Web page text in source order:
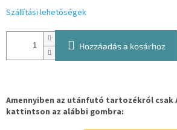
Szállítási lehetőségek
Hozzáadás a kosárhoz
Amennyiben az utánfutó tartozékról csak
kattintson az alábbi gombra: